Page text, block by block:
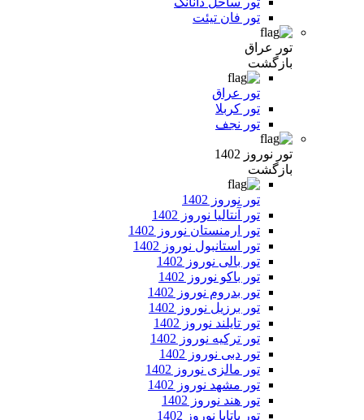
تور فان تیئت
تور عراق
بازگشت
تور عراق
تور کربلا
تور نجف
تور نوروز 1402
بازگشت
تور نوروز 1402
تور آنتالیا نوروز 1402
تور ارمنستان نوروز 1402
تور استانبول نوروز 1402
تور بالی نوروز 1402
تور باکو نوروز 1402
تور بدروم نوروز 1402
تور برزیل نوروز 1402
تور تایلند نوروز 1402
تور ترکیه نوروز 1402
تور دبی نوروز 1402
تور مالزی نوروز 1402
تور مشهد نوروز 1402
تور هند نوروز 1402
تور پاتایا نوروز 1402